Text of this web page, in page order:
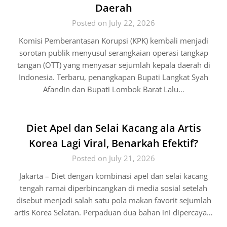
Daerah
Posted on July 22, 2026
Komisi Pemberantasan Korupsi (KPK) kembali menjadi
sorotan publik menyusul serangkaian operasi tangkap
tangan (OTT) yang menyasar sejumlah kepala daerah di
Indonesia. Terbaru, penangkapan Bupati Langkat Syah
Afandin dan Bupati Lombok Barat Lalu…
Diet Apel dan Selai Kacang ala Artis
Korea Lagi Viral, Benarkah Efektif?
Posted on July 21, 2026
Jakarta – Diet dengan kombinasi apel dan selai kacang
tengah ramai diperbincangkan di media sosial setelah
disebut menjadi salah satu pola makan favorit sejumlah
artis Korea Selatan. Perpaduan dua bahan ini dipercaya…